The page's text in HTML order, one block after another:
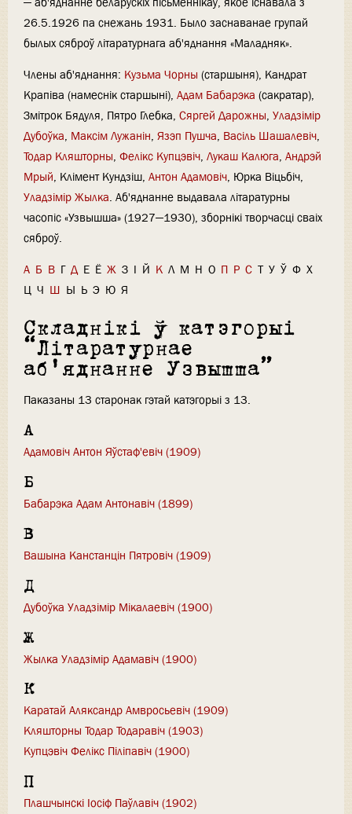
26.5.1926 па снежань 1931. Было заснаванае групай
былых сяброў літаратурнага аб'яднання «Маладняк».
Члены аб'яднання: Кузьма Чорны (старшыня), Кандрат
Крапіва (намеснік старшыні), Адам Бабарэка (сакратар),
Змітрок Бядуля, Пятро Глебка, Сяргей Дарожны, Уладзімір
Дубоўка, Максім Лужанін, Язэп Пушча, Васіль Шашалевіч,
Тодар Кляшторны, Фелікс Купцэвіч, Лукаш Калюга, Андрэй
Мрый, Клімент Кундзіш, Антон Адамовіч, Юрка Віцьбіч,
Уладзімір Жылка. Аб'яднанне выдавала літаратурны
часопіс «Узвышша» (1927—1930), зборнікі творчасці сваіх
сяброў.
А Б В Г Д Е Ё Ж З І Й К Л М Н О П Р С Т У Ў Ф Х
Ц Ч Ш Ы Ь Э Ю Я
Складнікі ў катэгорыі
“Літаратурнае
аб'яднанне Узвышша”
Паказаны 13 старонак гэтай катэгорыі з 13.
А
Адамовіч Антон Яўстаф'евіч (1909)
Б
Бабарэка Адам Антонавіч (1899)
В
Вашына Канстанцін Пятровіч (1909)
Д
Дубоўка Уладзімір Мікалаевіч (1900)
Ж
Жылка Уладзімір Адамавіч (1900)
К
Каратай Аляксандр Амвросьевіч (1909)
Кляшторны Тодар Тодаравіч (1903)
Купцэвіч Фелікс Піліпавіч (1900)
П
Плашчынскі Іосіф Паўлавіч (1902)